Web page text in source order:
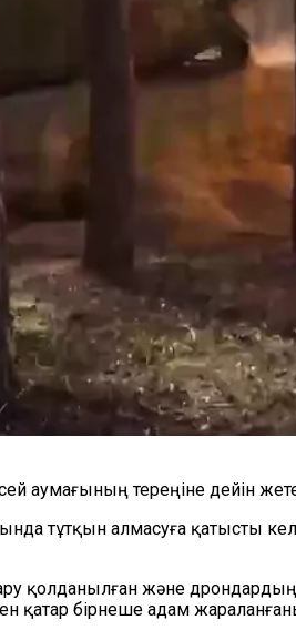
аумағының тереңіне дейін
тұтқын алмасуға қатысты
қолданылған және
қатар бірнеше адам